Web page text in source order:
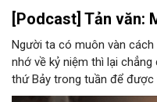
[Podcast] Tản văn:
Người ta có muôn vàn
nhớ về kỷ niệm thì lại
thứ Bảy trong tuần để được
đợi giọt đắng của đất đai,